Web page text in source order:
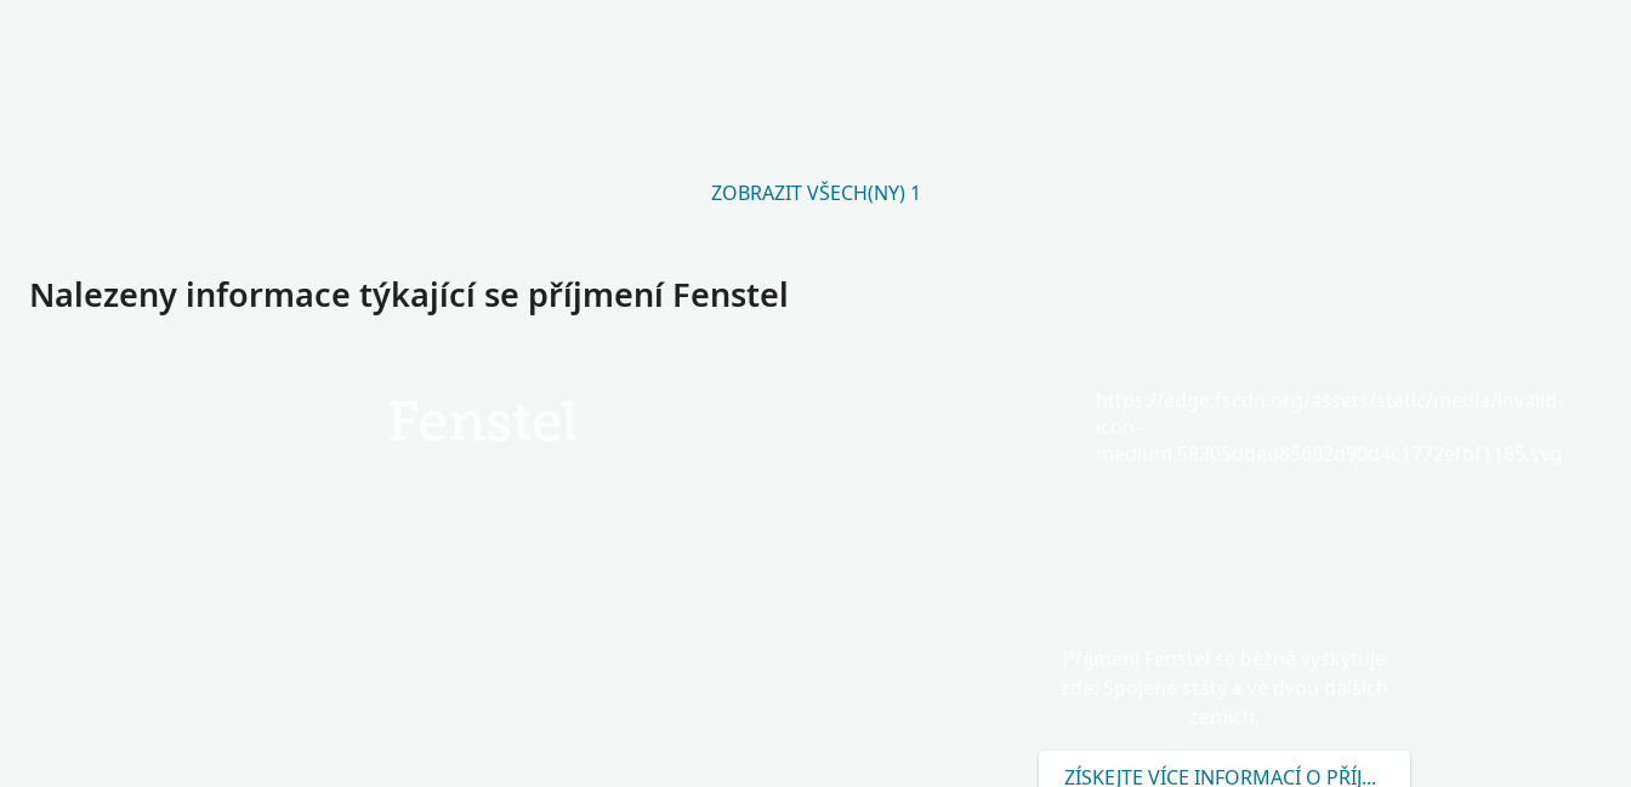
ZOBRAZIT VŠECH(NY) 1
Nalezeny informace týkající se příjmení Fenstel
ZÍSKEJTE VÍCE INFORMACÍ O PŘÍJMENÍ FENSTEL